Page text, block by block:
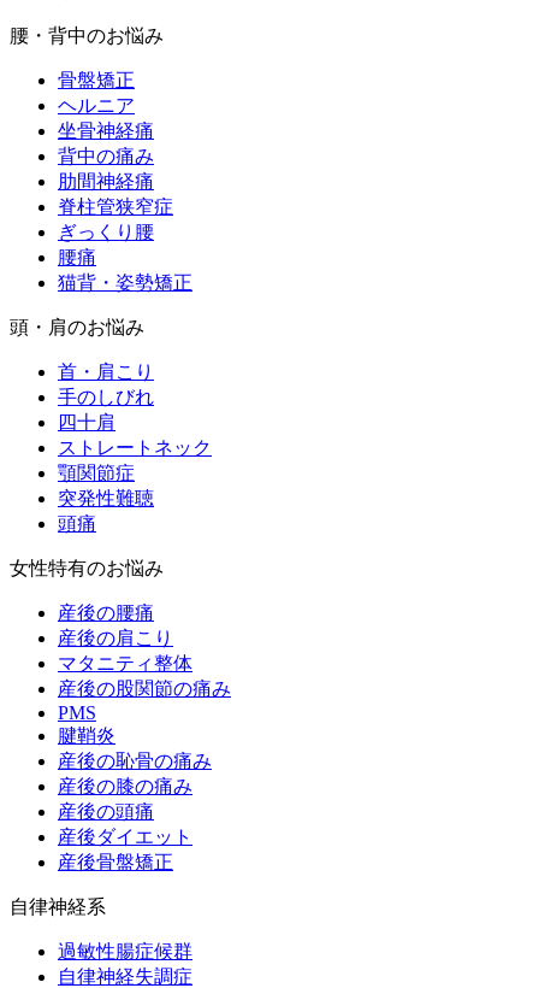
腰・背中のお悩み
骨盤矯正
ヘルニア
坐骨神経痛
背中の痛み
肋間神経痛
脊柱管狭窄症
ぎっくり腰
腰痛
猫背・姿勢矯正
頭・肩のお悩み
首・肩こり
手のしびれ
四十肩
ストレートネック
顎関節症
突発性難聴
頭痛
女性特有のお悩み
産後の腰痛
産後の肩こり
マタニティ整体
産後の股関節の痛み
PMS
腱鞘炎
産後の恥骨の痛み
産後の膝の痛み
産後の頭痛
産後ダイエット
産後骨盤矯正
自律神経系
過敏性腸症候群
自律神経失調症